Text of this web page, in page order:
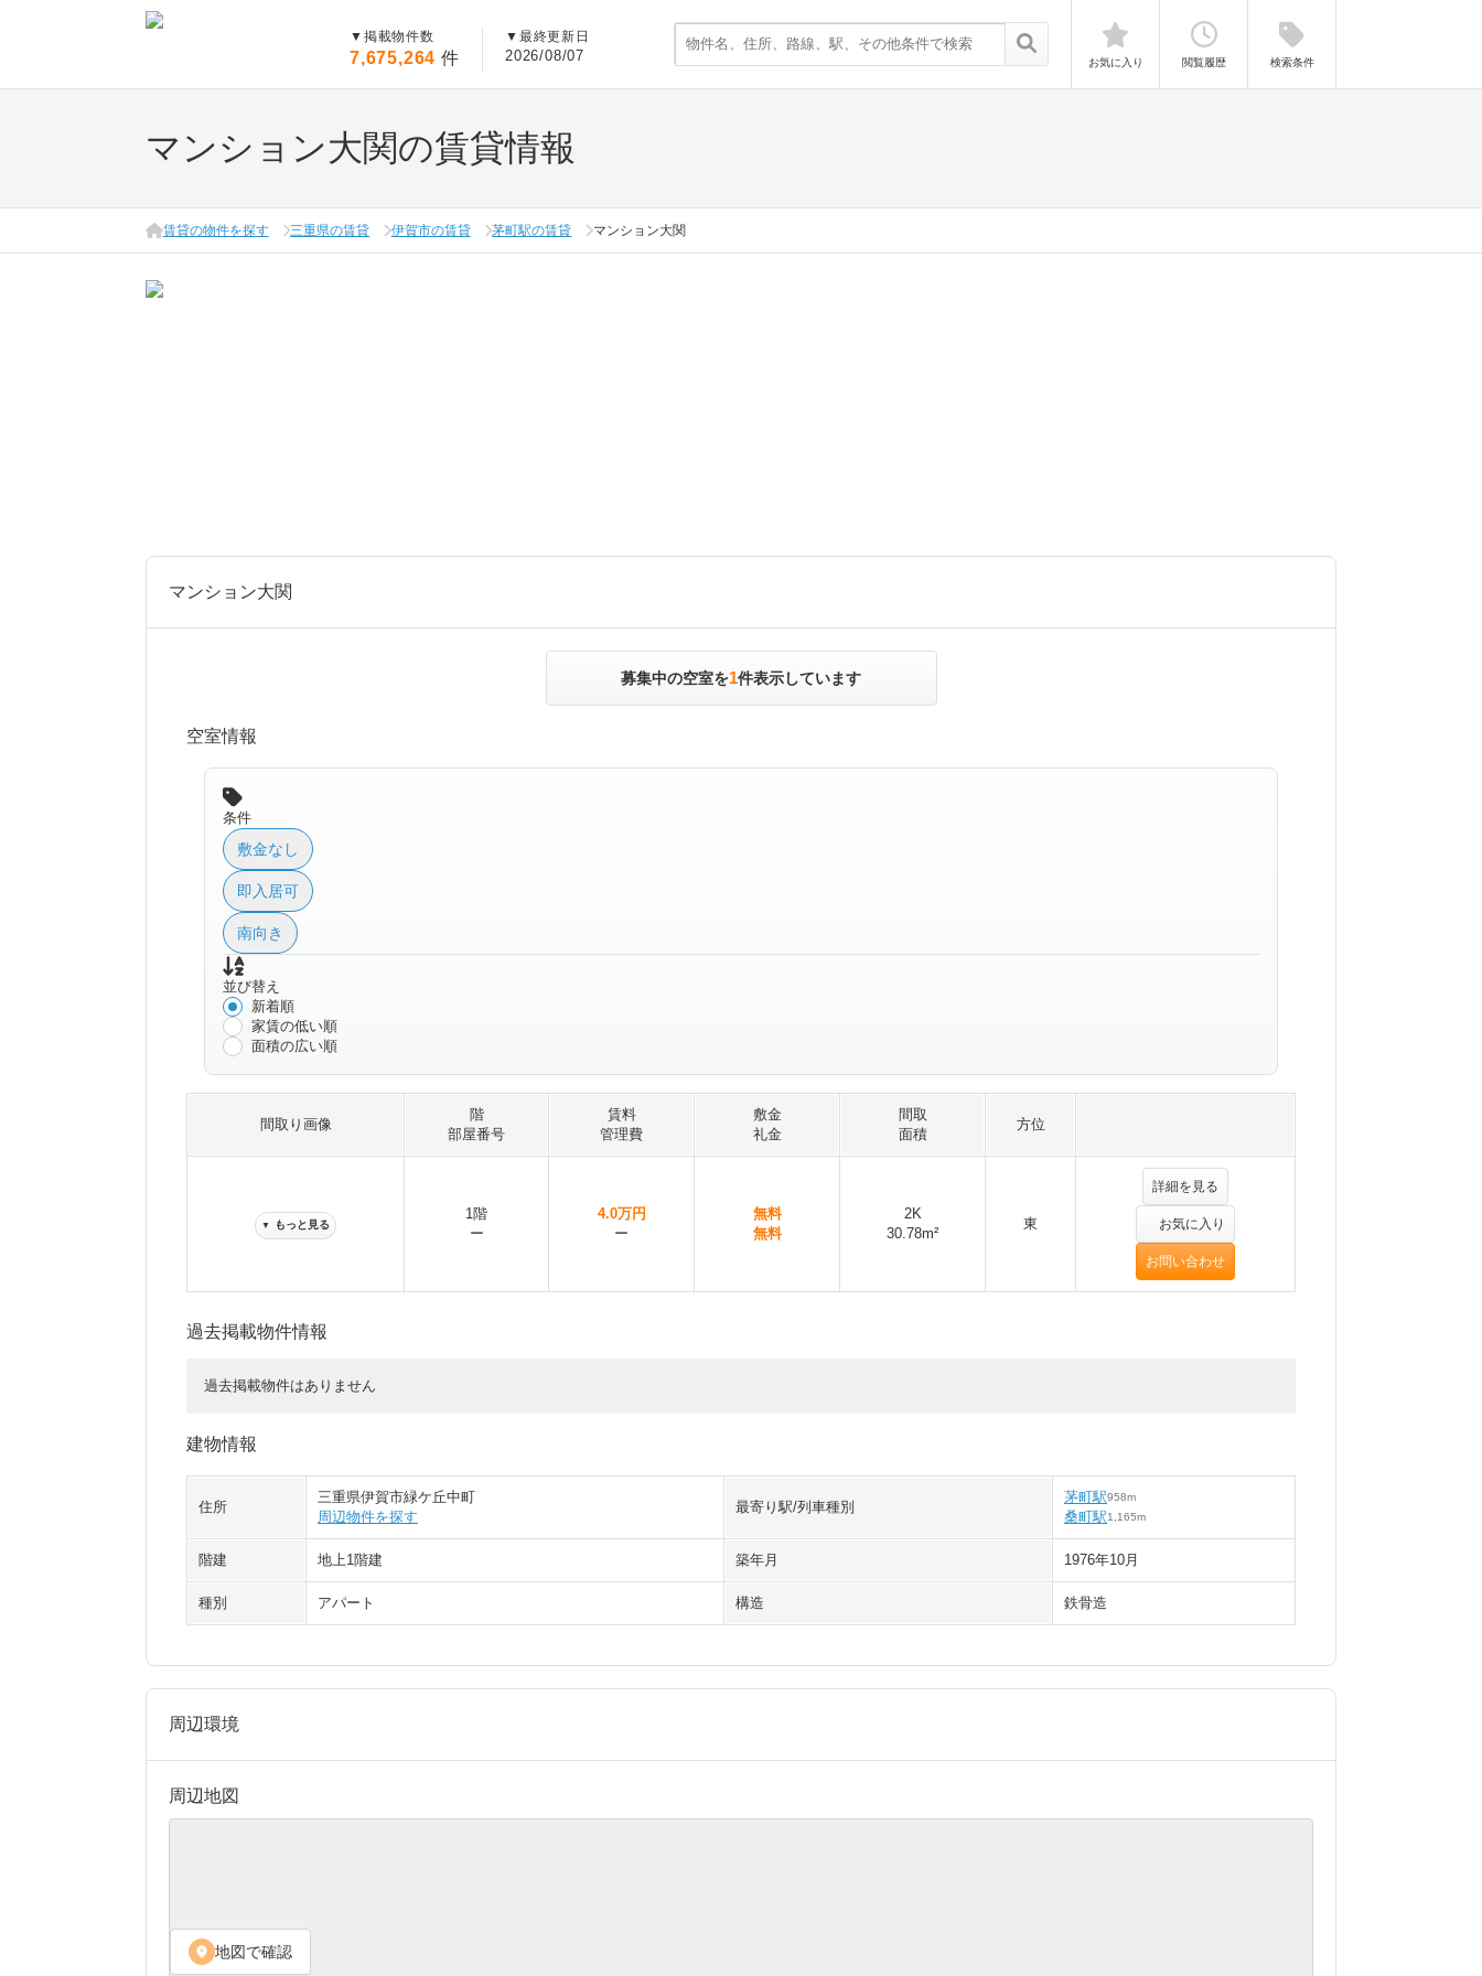
▼ 掲載物件数
7,675,264 件
▼ 最終更新日
2026/08/07 お気に入り 閲覧履歴 検索条件
マンション大関の賃貸情報
賃貸の物件を探す 三重県の賃貸 伊賀市の賃貸 茅町駅の賃貸 マンション大関
マンション大関
募集中の空室を1件表示しています
空室情報
条件
敷金なし
即入居可
南向き
並び替え
新着順
家賃の低い順
面積の広い順
間取り画像
階
部屋番号
賃料
管理費
敷金
礼金
間取
面積
方位
▼ もっと見る
1階
ー
4.0万円
ー
無料
無料
2K
30.78m²
東
詳細を見る
お気に入り
お問い合わせ
過去掲載物件情報
過去掲載物件はありません
建物情報
住所
三重県伊賀市緑ケ丘中町
周辺物件を探す
最寄り駅/列車種別
茅町駅958m
桑町駅1,165m
階建 地上1階建 築年月 1976年10月
種別 アパート 構造 鉄骨造
周辺環境
周辺地図
location_on 地図で確認